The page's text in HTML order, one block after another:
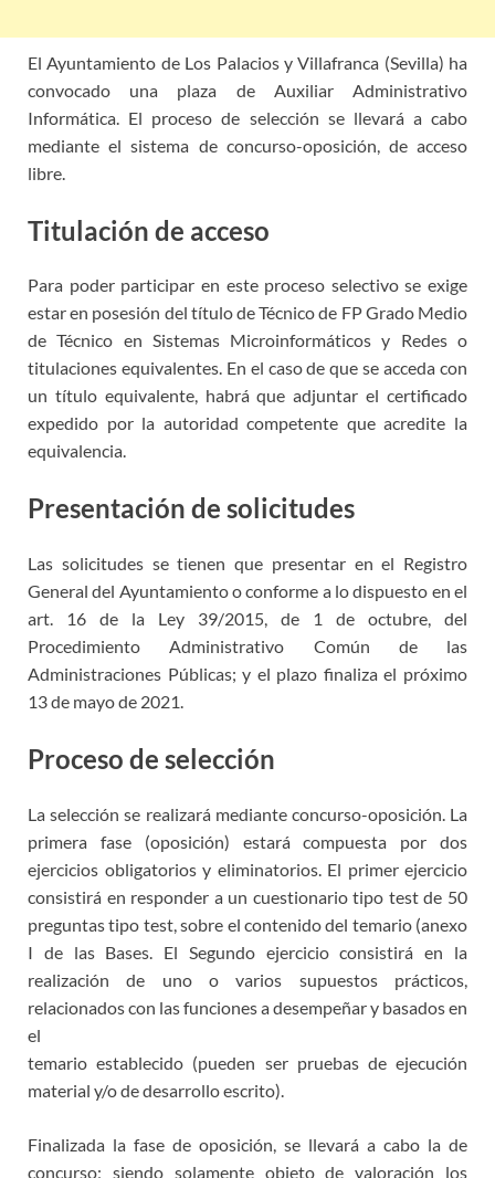
El Ayuntamiento de Los Palacios y Villafranca (Sevilla) ha
convocado una plaza de Auxiliar Administrativo
Informática. El proceso de selección se llevará a cabo
mediante el sistema de concurso-oposición, de acceso
libre.
Titulación de acceso
Para poder participar en este proceso selectivo se exige
estar en posesión del título de Técnico de FP Grado Medio
de Técnico en Sistemas Microinformáticos y Redes o
titulaciones equivalentes. En el caso de que se acceda con
un título equivalente, habrá que adjuntar el certificado
expedido por la autoridad competente que acredite la
equivalencia.
Presentación de solicitudes
Las solicitudes se tienen que presentar en el Registro
General del Ayuntamiento o conforme a lo dispuesto en el
art. 16 de la Ley 39/2015, de 1 de octubre, del
Procedimiento Administrativo Común de las
Administraciones Públicas; y el plazo finaliza el próximo
13 de mayo de 2021.
Proceso de selección
La selección se realizará mediante concurso-oposición. La
primera fase (oposición) estará compuesta por dos
ejercicios obligatorios y eliminatorios. El primer ejercicio
consistirá en responder a un cuestionario tipo test de 50
preguntas tipo test, sobre el contenido del temario (anexo
I de las Bases. El Segundo ejercicio consistirá en la
realización de uno o varios supuestos prácticos,
relacionados con las funciones a desempeñar y basados en
el
temario establecido (pueden ser pruebas de ejecución
material y/o de desarrollo escrito).
Finalizada la fase de oposición, se llevará a cabo la de
concurso; siendo solamente objeto de valoración los